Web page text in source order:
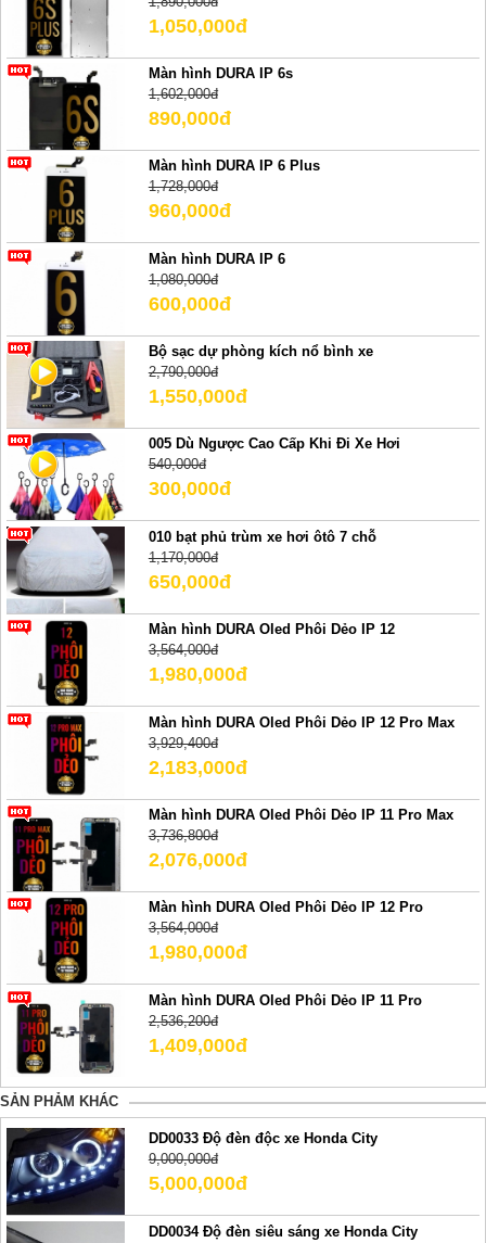
1,050,000đ
Màn hình DURA IP 6s
1,602,000đ
890,000đ
Màn hình DURA IP 6 Plus
1,728,000đ
960,000đ
Màn hình DURA IP 6
1,080,000đ
600,000đ
Bộ sạc dự phòng kích nổ bình xe
2,790,000đ
1,550,000đ
005 Dù Ngược Cao Cấp Khi Đi Xe Hơi
540,000đ
300,000đ
010 bạt phủ trùm xe hơi ôtô 7 chỗ
1,170,000đ
650,000đ
Màn hình DURA Oled Phôi Dẻo IP 12
3,564,000đ
1,980,000đ
Màn hình DURA Oled Phôi Dẻo IP 12 Pro Max
3,929,400đ
2,183,000đ
Màn hình DURA Oled Phôi Dẻo IP 11 Pro Max
3,736,800đ
2,076,000đ
Màn hình DURA Oled Phôi Dẻo IP 12 Pro
3,564,000đ
1,980,000đ
Màn hình DURA Oled Phôi Dẻo IP 11 Pro
2,536,200đ
1,409,000đ
SẢN PHẢM KHÁC
DD0033 Độ đèn độc xe Honda City
9,000,000đ
5,000,000đ
DD0034 Độ đèn siêu sáng xe Honda City